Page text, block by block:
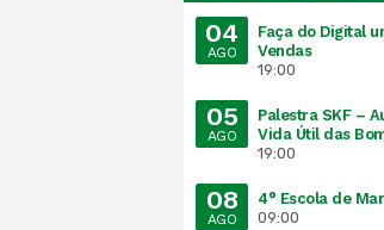
04
AGO
Faça do Digital
Vendas
19:00
05
AGO
Palestra SKF –
Vida Útil das
19:00
08
AGO
4° Escola de
09:00